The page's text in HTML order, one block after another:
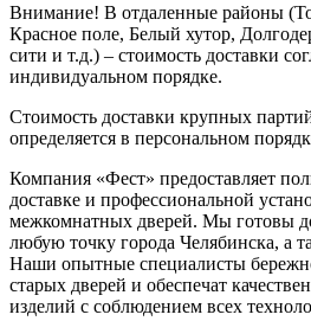
Внимание! В отдаленные районы
Красное поле, Белый хутор,
сити и т.д.) – стоимость доставки
индивидуальном порядке.
Стоимость доставки крупных
определяется в персональном
Компания «Фест» предоставляет
доставке и профессиональной
межкомнатных дверей. Мы готовы
любую точку города Челябинска, а
Наши опытные специалисты
старых дверей и обеспечат
изделий с соблюдением всех